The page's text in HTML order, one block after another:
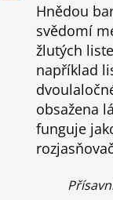
Hnědou
svědomí
žlutých
například
obsažena
funguje